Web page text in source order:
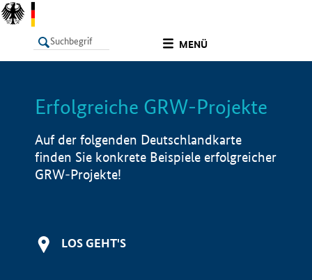
MENÜ
LISTE Info
Erfolgreiche GRW-Projekte
Auf der folgenden Deutschlandkarte
finden Sie konkrete Beispiele erfolgreicher
GRW-Projekte!
LOS GEHT'S